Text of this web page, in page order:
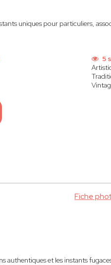
uniques pour particuliers,
5
Fiche
authentiques et les instants